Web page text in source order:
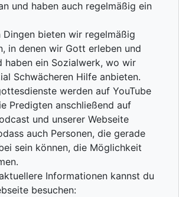
und haben auch regelmäßig ein
Dingen bieten wir regelmäßig
in denen wir Gott erleben und
haben ein Sozialwerk, wo wir
Schwächeren Hilfe anbieten.
werden auf YouTube
Predigten anschließend auf
und unserer Webseite
auch Personen, die gerade
sein können, die Möglichkeit
Informationen kannst du
besuchen: